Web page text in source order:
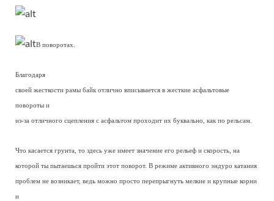
В поворотах.
Благодаря
своей жесткости рамы байк отлично вписывается в жесткие асфальтовые
повороты и
из-за отличного сцепления с асфальтом проходит их буквально, как по рельсам.
Что касается грунта, то здесь уже имеет значение его рельеф и скорость, на
которой ты пытаешься пройти этот поворот. В режиме активного эндуро катания
проблем не возникает, ведь можно просто перепрыгнуть мелкие и крупные корни
и